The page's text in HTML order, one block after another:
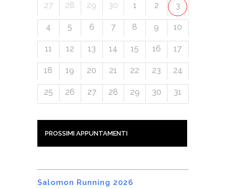
27 28 29 30 1 2 3
4 5 6 7 8 9 10
11 12 13 14 15 16 17
18 19 20 21 22 23 24
25 26 27 28 29 30 31
PROSSIMI APPUNTAMENTI
Salomon Running 2026